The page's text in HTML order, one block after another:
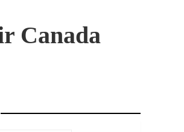
Canada